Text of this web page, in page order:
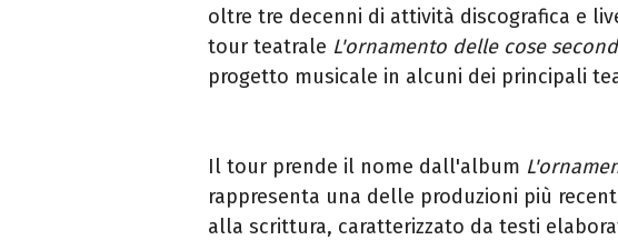
oltre tre decenni di attività discografica e
tour teatrale L'ornamento delle cose
progetto musicale in alcuni dei principali
Il tour prende il nome dall'album
rappresenta una delle produzioni più
alla scrittura, caratterizzato da testi